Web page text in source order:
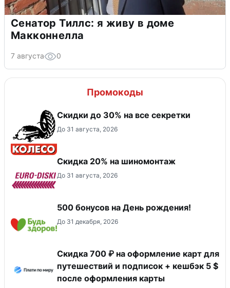
Сенатор Тиллс: я живу в доме
Макконнелла
7 августа 0
Промокоды
Скидки до 30% на все секретки
До 31 августа, 2026
Скидка 20% на шиномонтаж
До 31 августа, 2026
500 бонусов на День рождения!
До 31 декабря, 2026
Скидка 700 ₽ на оформление карт для
путешествий и подписок + кешбэк 5 $
после оформления карты